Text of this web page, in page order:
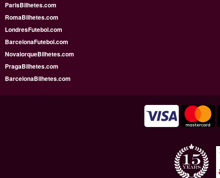
ParisBilhetes.com
RomaBilhetes.com
LondresFutebol.com
BarcelonaFutebol.com
NovaiorqueBilhetes.com
PragaBilhetes.com
BarcelonaBilhetes.com